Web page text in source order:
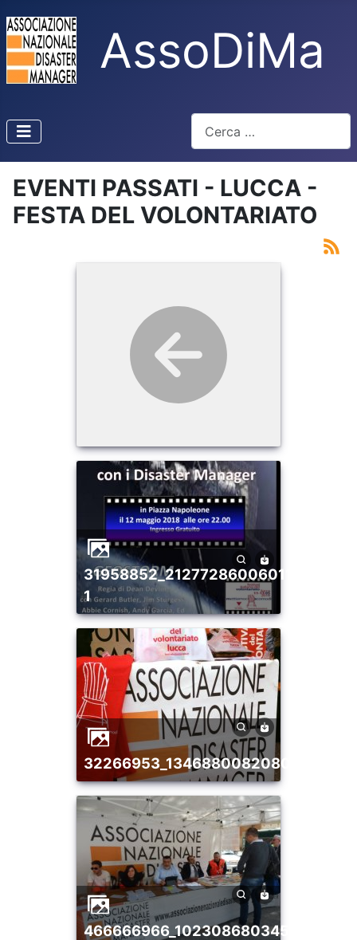
AssoDiMa
Type 2 or more characters
EVENTI PASSATI - LUCCA -
FESTA DEL VOLONTARIATO
31958852_2127728600601103_2814324823042293760_n
1